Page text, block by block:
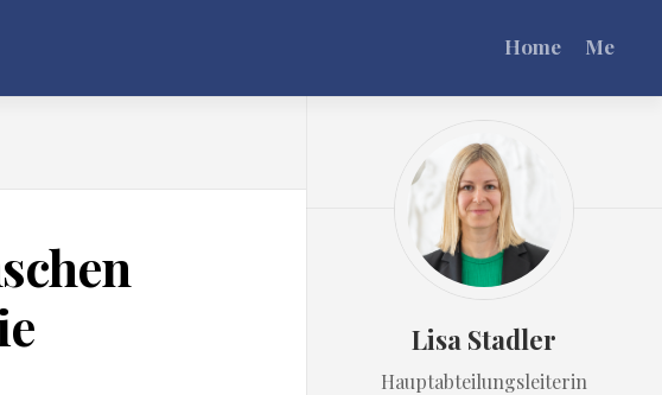
Home Me
Lisa Stadler
Hauptabteilungsleiterin